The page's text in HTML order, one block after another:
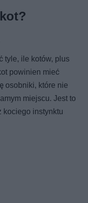
tyle, ile kotów, plus
powinien mieć
osobniki, które nie
miejscu. Jest to
kociego instynktu